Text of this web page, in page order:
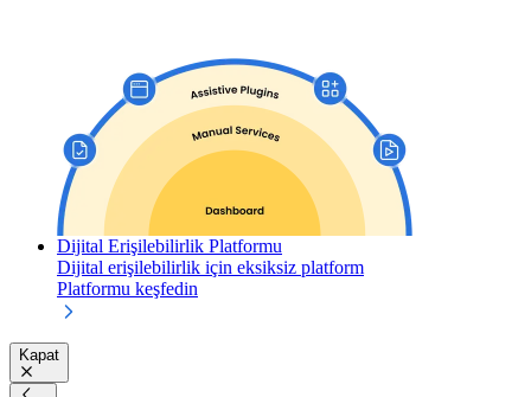
Dijital Erişilebilirlik Platformu
Dijital erişilebilirlik için eksiksiz platform
Platformu keşfedin
Kapat